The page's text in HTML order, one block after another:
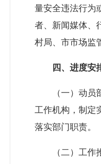
量安全违法行为
者、新闻媒体、
村局、市市场监
四、进度安
（一）动员部
工作机构，制定
落实部门职责。
（二）工作推